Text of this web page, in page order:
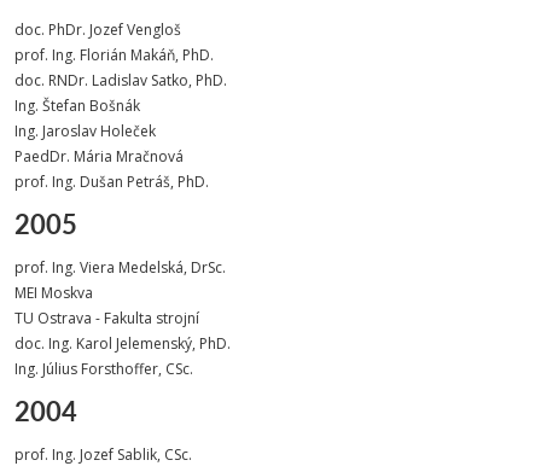
doc. PhDr. Jozef Vengloš
prof. Ing. Florián Makáň, PhD.
doc. RNDr. Ladislav Satko, PhD.
Ing. Štefan Bošnák
Ing. Jaroslav Holeček
PaedDr. Mária Mračnová
prof. Ing. Dušan Petráš, PhD.
2005
prof. Ing. Viera Medelská, DrSc.
MEI Moskva
TU Ostrava - Fakulta strojní
doc. Ing. Karol Jelemenský, PhD.
Ing. Július Forsthoffer, CSc.
2004
prof. Ing. Jozef Sablik, CSc.